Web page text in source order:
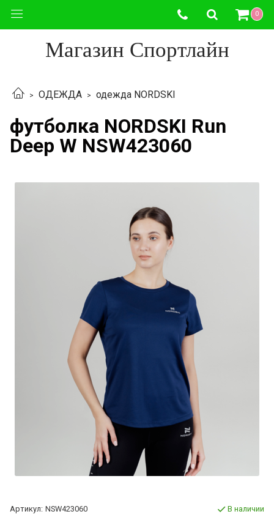
0
Магазин Спортлайн
ОДЕЖДА одежда NORDSKI
футболка NORDSKI Run
Deep W NSW423060
Артикул: NSW423060 В наличии